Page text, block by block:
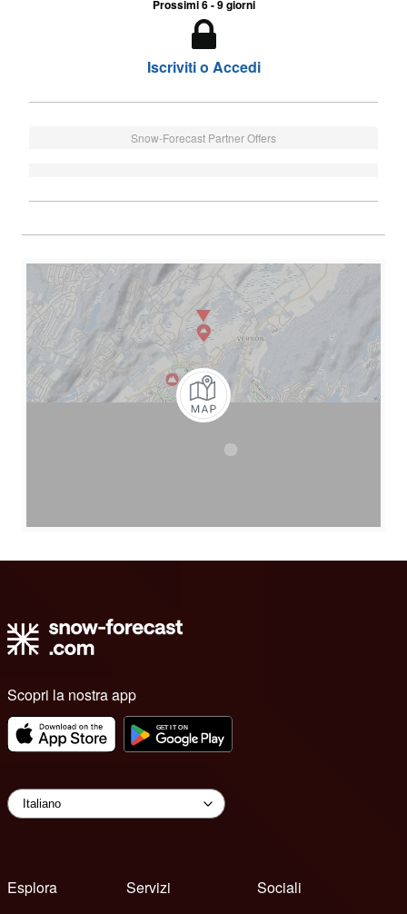
Prossimi 6 - 9 giorni
Iscriviti o Accedi
Snow-Forecast Partner Offers
Scopri la nostra app
Esplora
Servizi
Sociali